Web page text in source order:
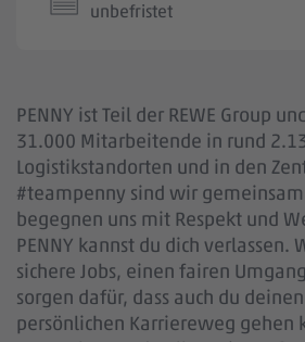
unbefristet
PENNY ist Teil der REWE Group
31.000 Mitarbeitende in rund
Logistikstandorten und in den
#teampenny sind wir
begegnen uns mit Respekt und
PENNY kannst du dich verlassen.
sichere Jobs, einen fairen
sorgen dafür, dass auch du
persönlichen Karriereweg gehen